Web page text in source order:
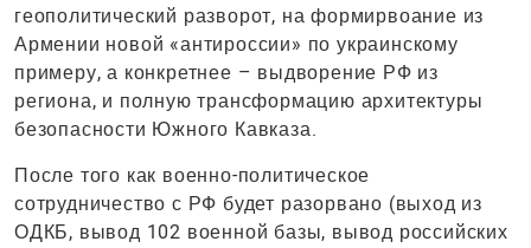
геополитический разворот, на формирвоание из
Армении новой «антироссии» по украинскому
примеру, а конкретнее – выдворение РФ из
региона, и полную трансформацию архитектуры
безопасности Южного Кавказа.
После того как военно-политическое
сотрудничество с РФ будет разорвано (выход из
ОДКБ, вывод 102 военной базы, вывод российских